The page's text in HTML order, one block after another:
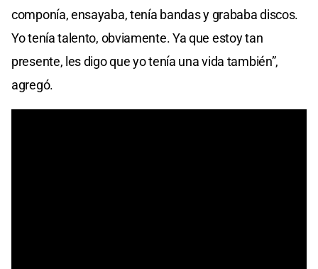
componía, ensayaba, tenía bandas y grababa discos.
Yo tenía talento, obviamente. Ya que estoy tan
presente, les digo que yo tenía una vida también”,
agregó.